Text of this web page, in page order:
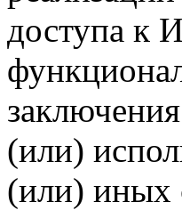
доступа к
(или)
(или) иных